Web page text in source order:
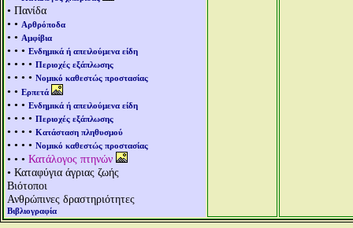
• Πανίδα
• • Αρθρόποδα
• • Αμφίβια
• • • Ενδημικά ή απειλούμενα είδη
• • • • Περιοχές εξάπλωσης
• • • • Νομικό καθεστώς προστασίας
• • Ερπετά
• • • Ενδημικά ή απειλούμενα είδη
• • • • Περιοχές εξάπλωσης
• • • • Κατάσταση πληθυσμού
• • • • Νομικό καθεστώς προστασίας
• • • Κατάλογος πτηνών
• Καταφύγια άγριας ζωής
Βιότοποι
Ανθρώπινες δραστηριότητες
Βιβλιογραφία